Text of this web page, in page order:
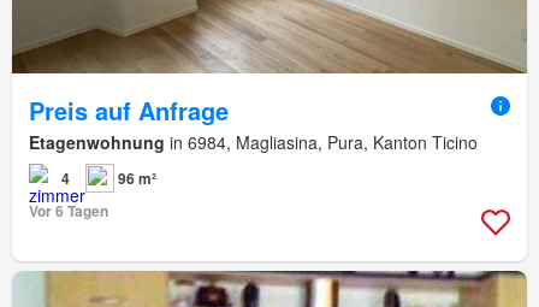
Preis auf Anfrage
Etagenwohnung in 6984, Magliasina, Pura, Kanton Ticino
4
96 m²
Vor 6 Tagen